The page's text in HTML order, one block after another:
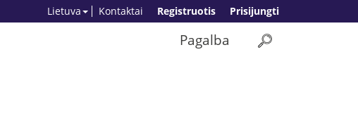
Prisijungti
Registruotis
Kontaktai
Lietuva
Pagalba